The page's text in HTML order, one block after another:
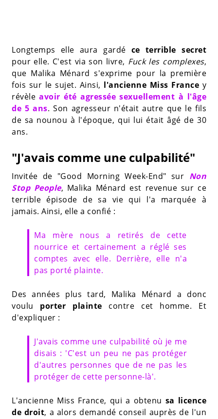
Longtemps elle aura gardé ce terrible secret
pour elle. C'est via son livre, Fuck les complexes,
que Malika Ménard s'exprime pour la première
fois sur le sujet. Ainsi, l'ancienne Miss France y
révèleavoir été agressée sexuellement à l'âge
de 5 ans. Son agresseur n'était autre que le fils
de sa nounou à l'époque, qui lui était âgé de 30
ans.
"J'avais comme une culpabilité"
Invitée de "Good Morning Week-End" sur Non
Stop People, Malika Ménard est revenue sur ce
terrible épisode de sa vie qui l'a marquée à
jamais. Ainsi, elle a confié :
Ma mère nous a retirés de cette
nourrice et certainement a réglé ses
comptes avec elle. Derrière, elle n'a
pas porté plainte.
Des années plus tard, Malika Ménard a donc
voulu porter plainte contre cet homme. Et
d'expliquer :
J'avais comme une culpabilité où je me
disais : 'C'est un peu ne pas protéger
d'autres personnes que de ne pas les
protéger de cette personne-là'.
L'ancienne Miss France, qui a obtenu sa licence
de droit, a alors demandé conseil auprès de l'un